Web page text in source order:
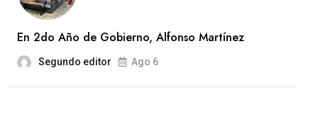
En 2do Año de Gobierno, Alfonso Martínez
Segundo editor Ago 6